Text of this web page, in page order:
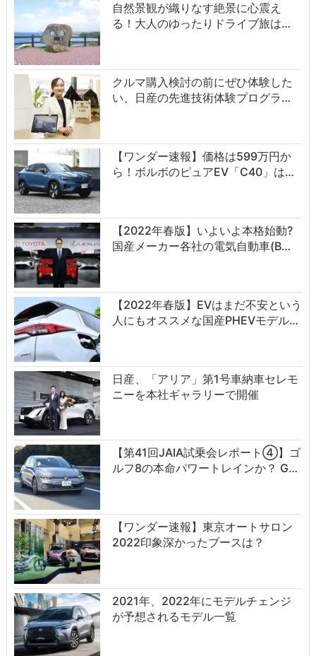
自然景観が織りなす絶景に心震え
る！大人のゆったりドライブ旅は…
クルマ購入検討の前にぜひ体験した
い、日産の先進技術体験プログラ…
【ワンダー速報】価格は599万円か
ら！ボルボのピュアEV「C40」は…
【2022年春版】いよいよ本格始動?
国産メーカー各社の電気自動車(B…
【2022年春版】EVはまだ不安という
人にもオススメな国産PHEVモデル…
日産、「アリア」第1号車納車セレモ
ニーを本社ギャラリーで開催
【第41回JAIA試乗会レポート④】ゴ
ルフ8の本命パワートレインか？ G…
【ワンダー速報】東京オートサロン
2022印象深かったブースは？
2021年、2022年にモデルチェンジ
が予想されるモデル一覧